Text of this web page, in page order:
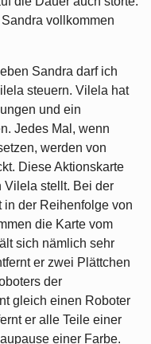
vollkommen
Sandra darf ich
steuern. Vilela hat
und ein
Jedes Mal, wenn
werden von
Diese Aktionskarte
Vilela stellt. Bei der
in der Reihenfolge von
die Karte vom
sich nämlich sehr
er zwei Plättchen
der
gleich einen Roboter
er alle Teile einer
einer Farbe.